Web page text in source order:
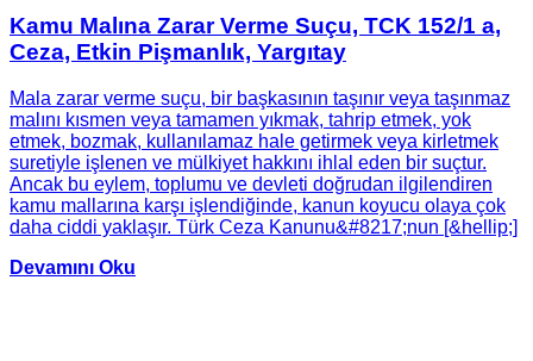
Kamu Malına Zarar Verme Suçu, TCK 152/1 a,
Ceza, Etkin Pişmanlık, Yargıtay
Mala zarar verme suçu, bir başkasının taşınır veya taşınmaz
malını kısmen veya tamamen yıkmak, tahrip etmek, yok
etmek, bozmak, kullanılamaz hale getirmek veya kirletmek
suretiyle işlenen ve mülkiyet hakkını ihlal eden bir suçtur.
Ancak bu eylem, toplumu ve devleti doğrudan ilgilendiren
kamu mallarına karşı işlendiğinde, kanun koyucu olaya çok
daha ciddi yaklaşır. Türk Ceza Kanunu&#8217;nun [&hellip;]
Devamını Oku